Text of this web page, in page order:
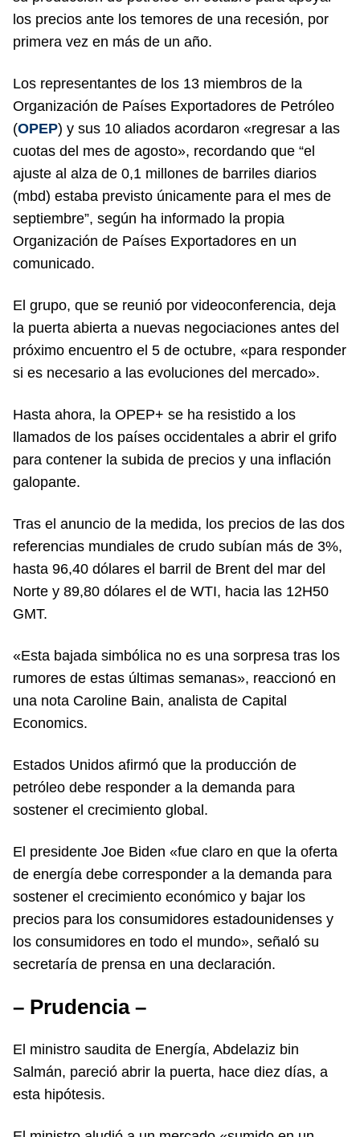
los precios ante los temores de una recesión, por
primera vez en más de un año.
Los representantes de los 13 miembros de la
Organización de Países Exportadores de Petróleo
(OPEP) y sus 10 aliados acordaron «regresar a las
cuotas del mes de agosto», recordando que “el
ajuste al alza de 0,1 millones de barriles diarios
(mbd) estaba previsto únicamente para el mes de
septiembre”, según ha informado la propia
Organización de Países Exportadores en un
comunicado.
El grupo, que se reunió por videoconferencia, deja
la puerta abierta a nuevas negociaciones antes del
próximo encuentro el 5 de octubre, «para responder
si es necesario a las evoluciones del mercado».
Hasta ahora, la OPEP+ se ha resistido a los
llamados de los países occidentales a abrir el grifo
para contener la subida de precios y una inflación
galopante.
Tras el anuncio de la medida, los precios de las dos
referencias mundiales de crudo subían más de 3%,
hasta 96,40 dólares el barril de Brent del mar del
Norte y 89,80 dólares el de WTI, hacia las 12H50
GMT.
«Esta bajada simbólica no es una sorpresa tras los
rumores de estas últimas semanas», reaccionó en
una nota Caroline Bain, analista de Capital
Economics.
Estados Unidos afirmó que la producción de
petróleo debe responder a la demanda para
sostener el crecimiento global.
El presidente Joe Biden «fue claro en que la oferta
de energía debe corresponder a la demanda para
sostener el crecimiento económico y bajar los
precios para los consumidores estadounidenses y
los consumidores en todo el mundo», señaló su
secretaría de prensa en una declaración.
– Prudencia –
El ministro saudita de Energía, Abdelaziz bin
Salmán, pareció abrir la puerta, hace diez días, a
esta hipótesis.